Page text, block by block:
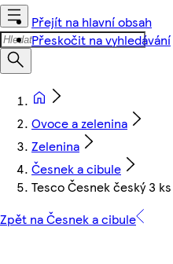
Přejít na hlavní obsah
Přeskočit na vyhledávání
Ovoce a zelenina
Zelenina
Česnek a cibule
Tesco Česnek český 3 ks
Zpět na Česnek a cibule